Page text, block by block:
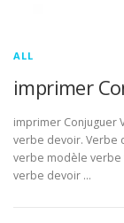
ALL
imprimer
imprimer Conjuguer
verbe devoir. Verbe
verbe modèle verbe
verbe devoir …